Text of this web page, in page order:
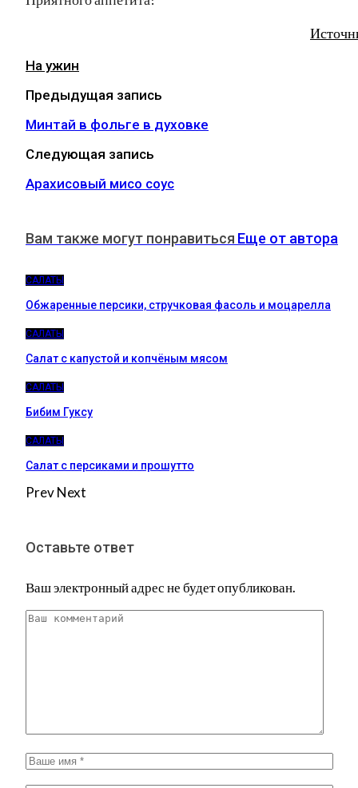
На ужин
Предыдущая запись
Минтай в фольге в духовке
Следующая запись
Арахисовый мисо соус
Вам также могут понравиться Еще от автора
САЛАТЫ
Обжаренные персики, стручковая фасоль и моцарелла
САЛАТЫ
Салат с капустой и копчёным мясом
САЛАТЫ
Бибим Гуксу
САЛАТЫ
Салат с персиками и прошутто
PrevNext
Оставьте ответ
Ваш электронный адрес не будет опубликован.